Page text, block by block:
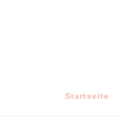
Startseite